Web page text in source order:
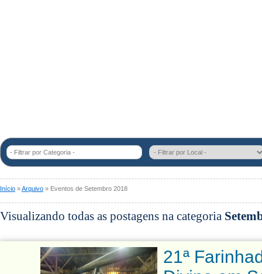
- Filtrar por Categoria -
Início »Arquivo » Eventos de Setembro 2018
Visualizando todas as postagens na categoria
21ª